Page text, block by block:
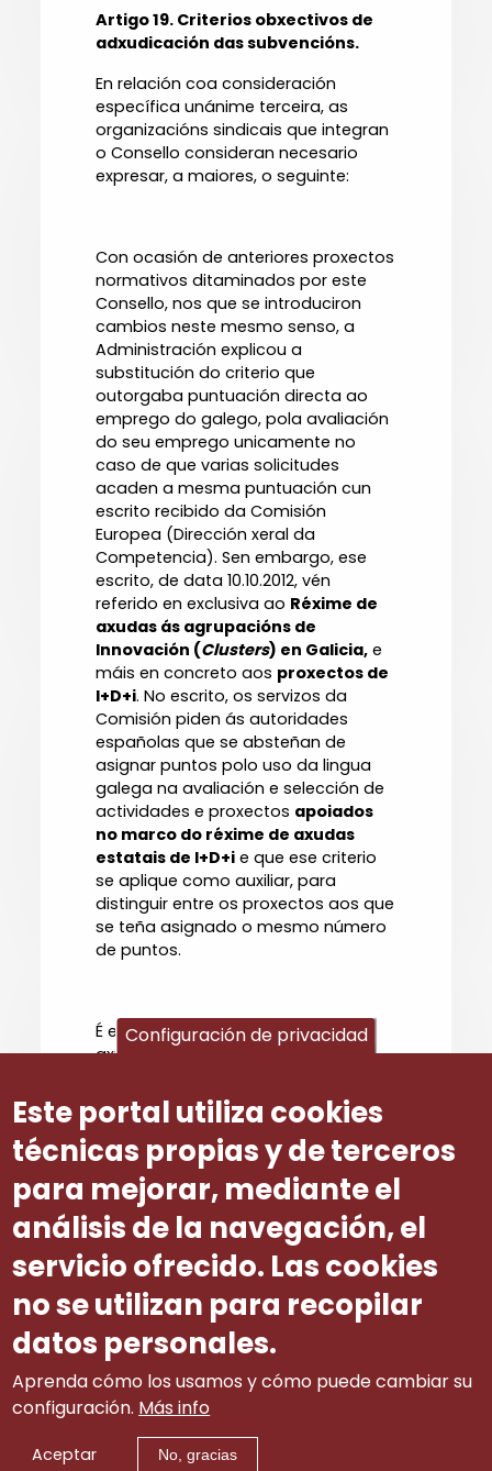
Artigo 19. Criterios obxectivos de
adxudicación das subvencións.
En relación coa consideración
específica unánime terceira, as
organizacións sindicais que integran
o Consello consideran necesario
expresar, a maiores, o seguinte:
Con ocasión de anteriores proxectos
normativos ditaminados por este
Consello, nos que se introduciron
cambios neste mesmo senso, a
Administración explicou a
substitución do criterio que
outorgaba puntuación directa ao
emprego do galego, pola avaliación
do seu emprego unicamente no
caso de que varias solicitudes
acaden a mesma puntuación cun
escrito recibido da Comisión
Europea (Dirección xeral da
Competencia). Sen embargo, ese
escrito, de data 10.10.2012, vén
referido en exclusiva ao Réxime de
axudas ás agrupacións de
Innovación (Clusters) en Galicia, e
máis en concreto aos proxectos de
I+D+i. No escrito, os servizos da
Comisión piden ás autoridades
españolas que se absteñan de
asignar puntos polo uso da lingua
galega na avaliación e selección de
actividades e proxectos apoiados
no marco do réxime de axudas
estatais de I+D+i e que ese criterio
se aplique como auxiliar, para
distinguir entre os proxectos aos que
se teña asignado o mesmo número
de puntos.
É evidente que a natureza das
axudas afectadas por esta Orde
materia de I+D+i afectada polo
devandito escrito da Comisión
Europea.
Número ditame
41
Configuración de privacidad
Este portal utiliza cookies
técnicas propias y de terceros
para mejorar, mediante el
análisis de la navegación, el
servicio ofrecido. Las cookies
no se utilizan para recopilar
datos personales.
Aprenda cómo los usamos y cómo puede cambiar su
configuración. Más info
Aceptar No, gracias